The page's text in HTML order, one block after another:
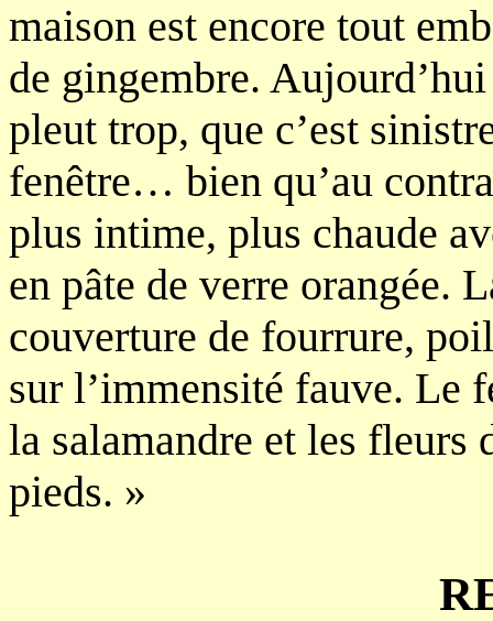
maison est encore tout
de gingembre.
pleut trop, que c’est
fenêtre… bien qu’au
plus intime, plus chaude
en pâte de verre orangée.
couverture de fourrure,
sur l’immensité fauve. Le
la salamandre et les fleurs
pieds. »